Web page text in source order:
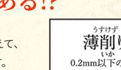
節を削ってみよう！
、